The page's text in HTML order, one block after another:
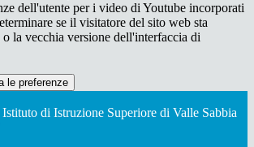
dell'utente per i video di Youtube incorporati
se il visitatore del sito web sta
la vecchia versione dell'interfaccia di
le preferenze
Istituto di Istruzione Superiore di Valle Sabbia